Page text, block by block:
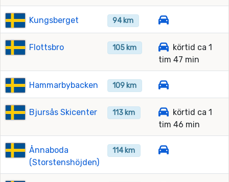
Kungsberget 94 km
Flottsbro 105 km
körtid ca 1
tim 47 min
Hammarbybacken 109 km
Bjursås Skicenter 113 km
körtid ca 1
tim 46 min
Ånnaboda
(Storstenshöjden)
114 km